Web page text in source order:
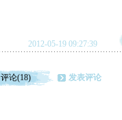
2012-05-19 09:27:39
评论(18) 发表评论